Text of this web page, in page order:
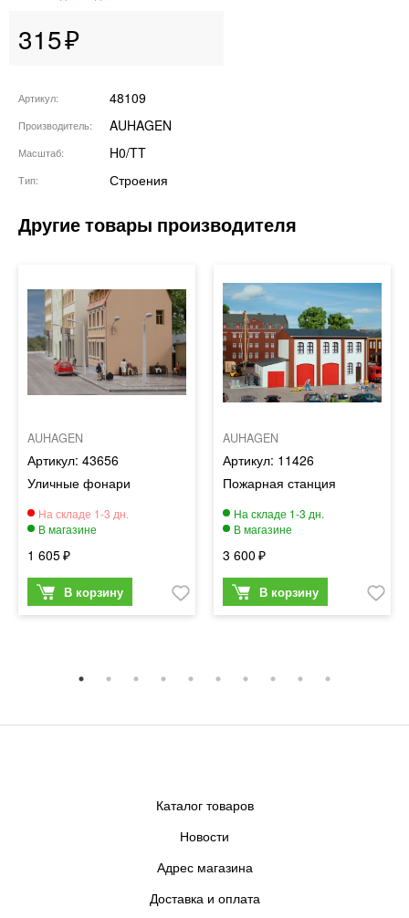
315
Артикул 48109
Производитель AUHAGEN
Масштаб H0/TT
Тип Строения
AUHAGEN
43656
Уличные фонари
1 605
AUHAGEN
11426
Пожарная станция
3 600
Каталог товаров
Новости
Адрес магазина
Доставка и оплата